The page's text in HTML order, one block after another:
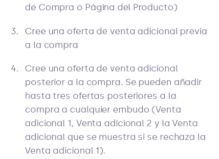
de Compra o Página del Producto)
Cree una oferta de venta adicional previa
a la compra
Cree una oferta de venta adicional
posterior a la compra. Se pueden añadir
hasta tres ofertas posteriores a la
compra a cualquier embudo (Venta
adicional 1, Venta adicional 2 y la Venta
adicional que se muestra si se rechaza la
Venta adicional 1).